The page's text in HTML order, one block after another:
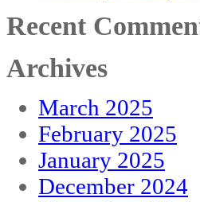
Recent
Archives
March 2025
February 2025
January 2025
December 2024